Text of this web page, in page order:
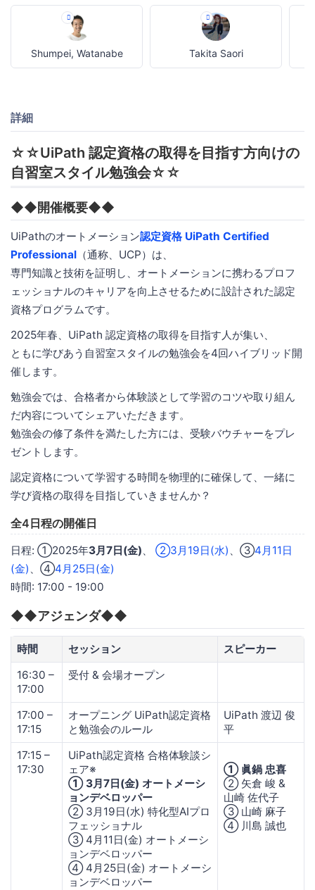
Shumpei, Watanabe Takita Saori
詳細
☆☆UiPath 認定資格の取得を目指す方向けの
自習室スタイル勉強会☆☆
◆◆開催概要◆◆
UiPathのオートメーション認定資格 UiPath Certified
Professional （通称、UCP）は、
専門知識と技術を証明し、オートメーションに携わるプロフ
ェッショナルのキャリアを向上させるために設計された認定
資格プログラムです。
2025年春、UiPath 認定資格の取得を目指す人が集い、
ともに学びあう自習室スタイルの勉強会を4回ハイブリッド開
催します。
勉強会では、合格者から体験談として学習のコツや取り組ん
だ内容についてシェアいただきます。
勉強会の修了条件を満たした方には、受験バウチャーをプレ
ゼントします。
認定資格について学習する時間を物理的に確保して、一緒に
学び資格の取得を目指していきませんか？
全4日程の開催日
日程: ①2025年3月7日(金)、 ②3月19日(水) 、③4月11日
(金) 、④4月25日(金)
時間: 17:00 - 19:00
◆◆アジェンダ◆◆
時間 セッション
スピーカー
16:30 –
17:00
受付​ & 会場オープン
17:00 –
17:15
オープニング UiPath認定資格
と勉強会のルール​
UiPath 渡辺 俊
平
17:15 –
17:30
UiPath認定資格 合格体験談シ
ェア※
① 3月7日(金) オートメーシ
ョンデベロッパー
② 3月19日(水) 特化型AIプロ
フェッショナル
③ 4月11日(金) オートメーシ
ョンデベロッパー
④ 4月25日(金) オートメーシ
ョンデベロッパー
① 眞鍋 忠喜
② 矢倉 峻 &
山崎 佐代子​
③ 山崎 麻子​
④ 川島 誠也